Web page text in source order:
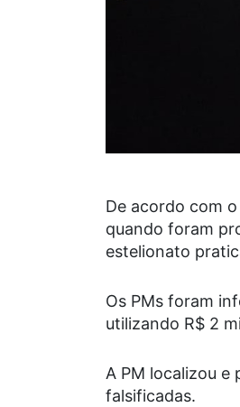
De acordo com
quando foram
estelionato
Os PMs foram
utilizando R$ 2
A PM localizou e
falsificadas.